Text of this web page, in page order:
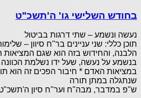
בחודש השלישי גו' ה'תשכ"ט
נעשה ונשמע – שתי דרגות בביטול
תוכן כללי: שני עניינים בר"ח סיוון –
הלבנה, והחידוש בזה הוא שגם המציאות
בנשמע על נעשה, שעל ידו נשלמת הכוונה
במציאות האדם * חיבור הפכים זה הוא
שנתגלה במתן תורה
ש"פ במדבר, מבה"ח וער"ח סיון